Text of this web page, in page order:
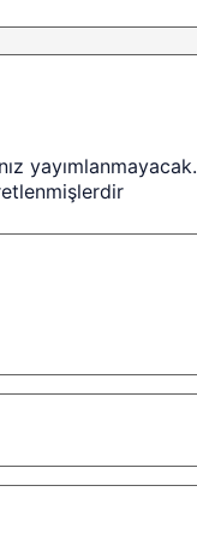
yayımlanmayacak.